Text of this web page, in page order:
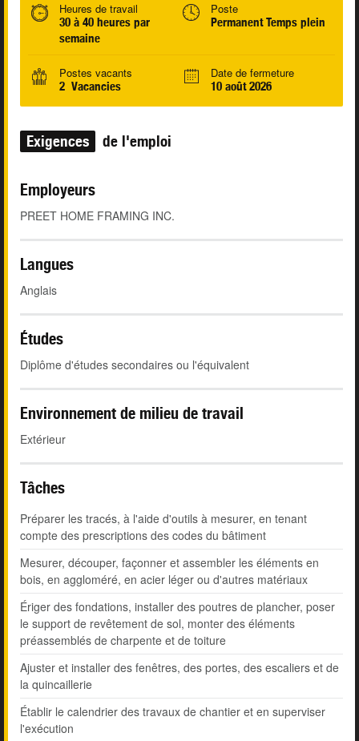
Heures de travail
30 à 40 heures par
semaine
Poste
Permanent Temps plein
Postes vacants
2 Vacancies
Date de fermeture
10 août 2026
Exigences de l'emploi
Employeurs
PREET HOME FRAMING INC.
Langues
Anglais
Études
Diplôme d'études secondaires ou l'équivalent
Environnement de milieu de travail
Extérieur
Tâches
Préparer les tracés, à l'aide d'outils à mesurer, en tenant
compte des prescriptions des codes du bâtiment
Mesurer, découper, façonner et assembler les éléments en
bois, en aggloméré, en acier léger ou d'autres matériaux
Ériger des fondations, installer des poutres de plancher, poser
le support de revêtement de sol, monter des éléments
préassemblés de charpente et de toiture
Ajuster et installer des fenêtres, des portes, des escaliers et de
la quincaillerie
Établir le calendrier des travaux de chantier et en superviser
l'exécution